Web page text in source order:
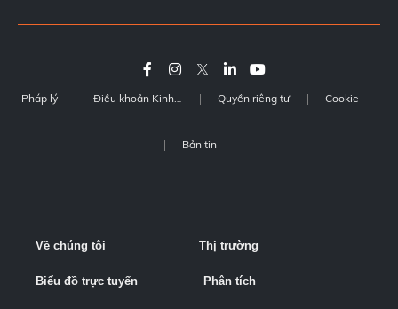
Pháp lý Điều khoản Kinh doanh Quyền riêng tư Cookie
Bản tin
Về chúng tôi Thị trường
Biểu đồ trực tuyến Phân tích